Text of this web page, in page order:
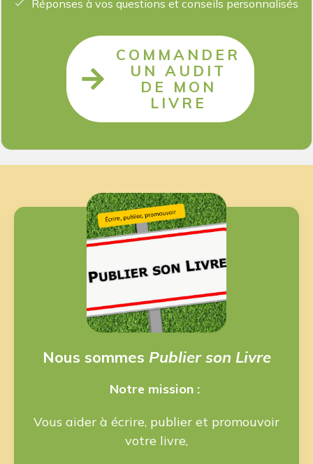
Réponses à vos questions et conseils personnalisés
COMMANDER
UN AUDIT
DE MON
LIVRE
Nous sommes Publier son Livre
Notre mission :
Vous aider à écrire, publier et promouvoir
votre livre,